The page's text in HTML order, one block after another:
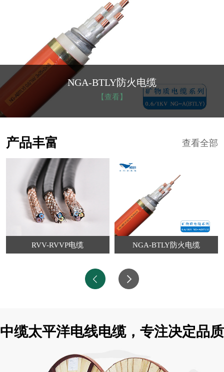
NGA-BTLY防火电缆
【查看】
查看全部
产品丰富
RVV-RVVP电缆 NGA-BTLY防火电缆
中缆太平洋电线电缆，专注决定品质